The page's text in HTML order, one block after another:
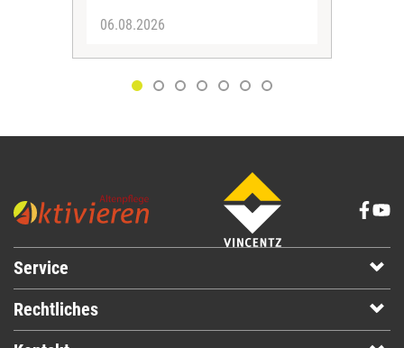
06.08.2026
Service
Rechtliches